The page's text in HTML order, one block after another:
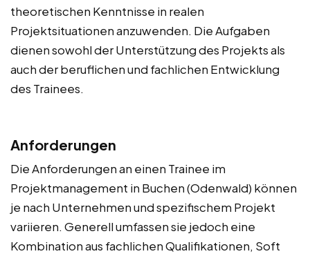
theoretischen Kenntnisse in realen
Projektsituationen anzuwenden. Die Aufgaben
dienen sowohl der Unterstützung des Projekts als
auch der beruflichen und fachlichen Entwicklung
des Trainees.
Anforderungen
Die Anforderungen an einen Trainee im
Projektmanagement in Buchen (Odenwald) können
je nach Unternehmen und spezifischem Projekt
variieren. Generell umfassen sie jedoch eine
Kombination aus fachlichen Qualifikationen, Soft